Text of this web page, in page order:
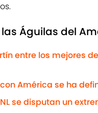
Águilas del
entre los mejores
América se ha
se disputan un